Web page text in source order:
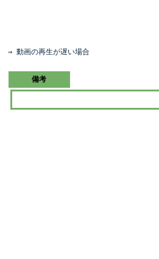
⇒ 動画の再生が遅い場合
備考